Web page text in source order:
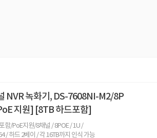
NVR 녹화기, DS-7608NI-M2/8P
지원] [8TB 하드포함]
함/PoE지원/8채널 / 8POE / 1U /
/ 하드 2베이 / 각 16TB까지 인식 가능